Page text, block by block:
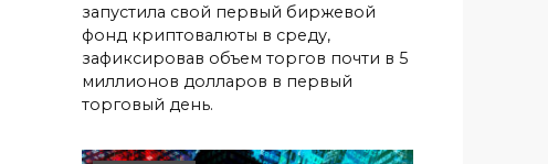
запустила свой первый биржевой
фонд криптовалюты в среду,
зафиксировав объем торгов почти в 5
миллионов долларов в первый
торговый день.